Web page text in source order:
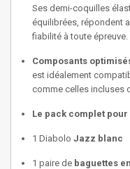
Ses demi-coquilles
équilibrées, répondent
fiabilité à toute épreuve.
Composants
est idéalement
comme celles incluses
Le pack complet
1 Diabolo Jazz blanc
1 paire de baguettes